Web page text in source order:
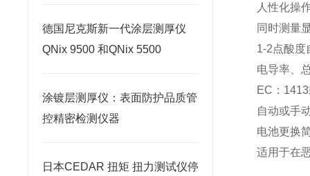
德国尼克斯新一代涂层测厚仪
QNix 9500 和QNix 5500
涂镀层测厚仪：表面防护品质管
控精密检测仪器
日本CEDAR 扭矩 扭力测试仪停
人性化操
同时测量
1-2点酸度
电导率、
EC：
自动或手
电池更换
适用于在